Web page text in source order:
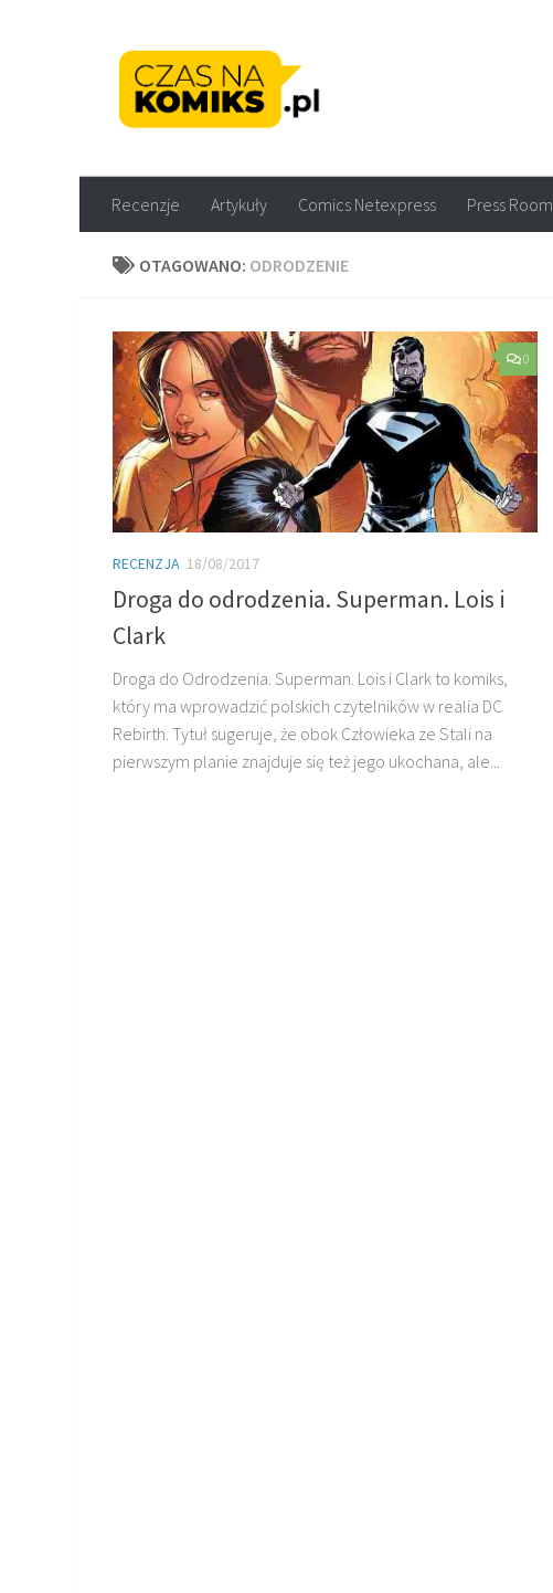
Recenzje Artykuły Comics Netexpress Press Room
OTAGOWANO: ODRODZENIE
0
RECENZJA 18/08/2017
Droga do odrodzenia. Superman. Lois i
Clark
Droga do Odrodzenia. Superman. Lois i Clark to komiks,
który ma wprowadzić polskich czytelników w realia DC
Rebirth. Tytuł sugeruje, że obok Człowieka ze Stali na
pierwszym planie znajduje się też jego ukochana, ale...